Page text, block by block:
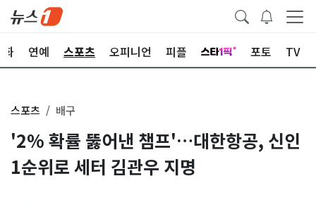
화 연예 스포츠 오피니언 피플 포토 TV
스포츠 배구
'2% 확률 뚫어낸 챔프'…대한항공, 신인
1순위로 세터 김관우 지명